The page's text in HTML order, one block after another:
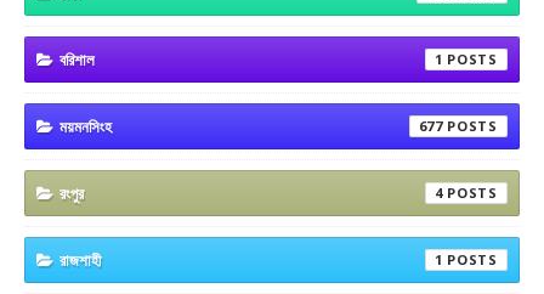
বরিশাল 1
ময়মনসিংহ 677
রংপুর 4
রাজশাহী 1